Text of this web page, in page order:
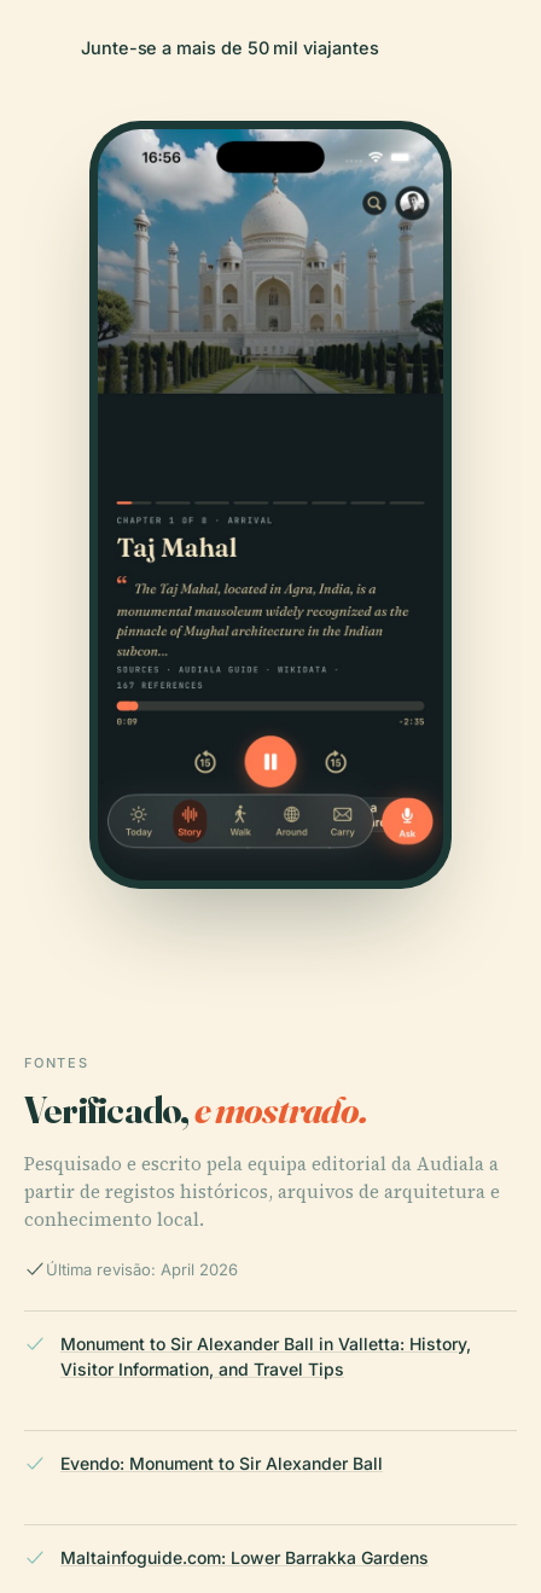
Junte-se a mais de 50 mil viajantes
FONTES
Verificado,e mostrado.
Pesquisado e escrito pela equipa editorial da Audiala a
partir de registos históricos, arquivos de arquitetura e
conhecimento local.
Última revisão: April 2026
Monument to Sir Alexander Ball in Valletta: History,
Visitor Information, and Travel Tips
Evendo: Monument to Sir Alexander Ball
Maltainfoguide.com: Lower Barrakka Gardens